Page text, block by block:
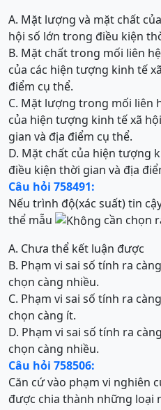
A. Mặt lượng và mặt chất
hội số lớn trong điều kiện
B. Mặt chất trong mối liên
của các hiện tượng kinh tế
điểm cụ thể.
C. Mặt lượng trong mối liên
của hiện tượng kinh tế xã
gian và địa điểm cụ thể.
D. Mặt chất của hiện tượng
điều kiện thời gian và địa
Câu hỏi 758491:
Nếu trình độ(xác suất) tin
thể mẫu
cần chọn
A. Chưa thể kết luận được
B. Phạm vi sai số tính ra
chọn càng nhiều.
C. Phạm vi sai số tính ra
chọn càng ít.
D. Phạm vi sai số tính ra
chọn càng nhiều.
Câu hỏi 758506:
Căn cứ vào phạm vi nghiên
được chia thành những loại